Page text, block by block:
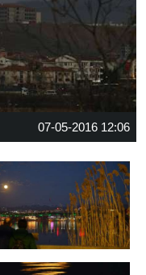
07-05-2016 12:06